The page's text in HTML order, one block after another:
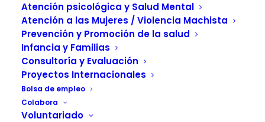
Atención psicológica y Salud Mental
Atención a las Mujeres / Violencia Machista
Prevención y Promoción de la salud
Infancia y Familias
Consultoría y Evaluación
Proyectos Internacionales
Bolsa de empleo
Colabora
Voluntariado
Talleres para jóvenes les advierten de que la
violencia en la pareja adopta formas distintas
Uno de los problemas principales es
determinar qué es violencia y qué no. «Para
la…
by Fundación Salud y Comunidad